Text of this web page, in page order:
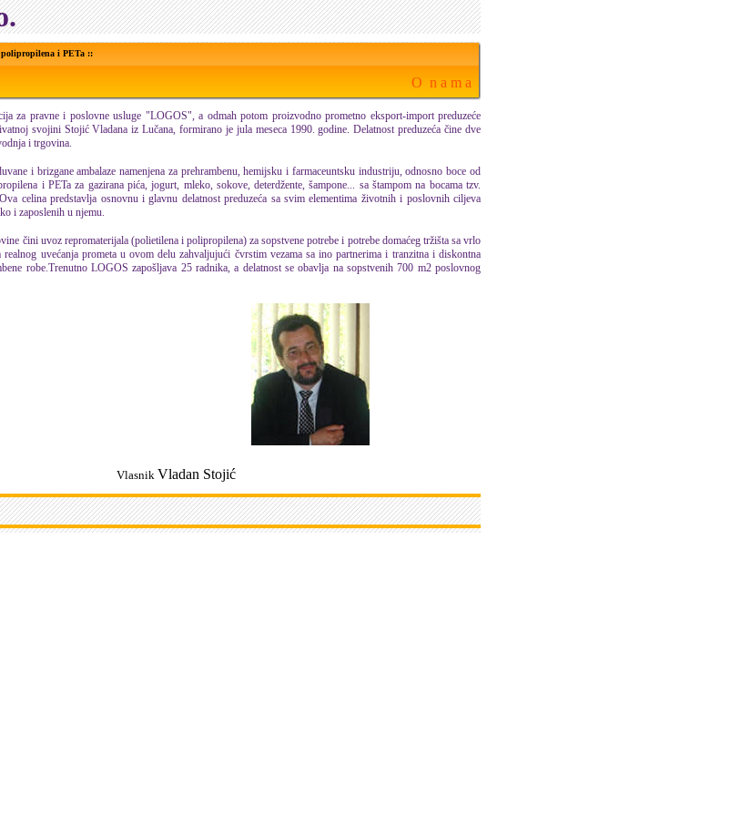
polipropilena i PETa ::
O n a m a
za pravne i poslovne usluge "LOGOS", a odmah potom proizvodno prometno eksport-import preduzeće
svojini Stojić Vladana iz Lučana, formirano je jula meseca 1990. godine. Delatnost preduzeća čine dve
i trgovina.
i brizgane ambalaze namenjena za prehrambenu, hemijsku i farmaceuntsku industriju, odnosno boce od
i PETa za gazirana pića,jogurt, mleko, sokove, deterdžente, šampone... sa štampom na bocama tzv.
celina predstavlja osnovnu i glavnu delatnost preduzeća sa svim elementima životnih i poslovnih ciljeva
i zaposlenih u njemu.
čini uvoz repromaterijala (polietilena i polipropilena) za sopstvene potrebe i potrebe domaćeg tržišta sa vrlo
realnog uvećanja prometa u ovom delu zahvaljujući čvrstim vezama sa ino partnerima i tranzitna i diskontna
robe.Trenutno LOGOS zapošljava 25 radnika, a delatnost se obavlja na sopstvenih 700 m2 poslovnog
Vladan Stojić